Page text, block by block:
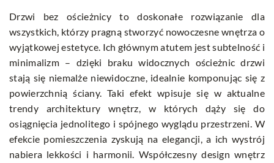
Drzwi bez ościeżnicy to doskonałe rozwiązanie dla
wszystkich, którzy pragną stworzyć nowoczesne wnętrza o
wyjątkowej estetyce. Ich głównym atutem jest subtelność i
minimalizm – dzięki braku widocznych ościeżnic drzwi
stają się niemalże niewidoczne, idealnie komponując się z
powierzchnią ściany. Taki efekt wpisuje się w aktualne
trendy architektury wnętrz, w których dąży się do
osiągnięcia jednolitego i spójnego wyglądu przestrzeni. W
efekcie pomieszczenia zyskują na elegancji, a ich wystrój
nabiera lekkości i harmonii. Współczesny design wnętrz